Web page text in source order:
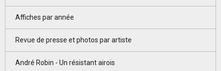
Affiches par année
Revue de presse et photos par artiste
André Robin - Un résistant airois